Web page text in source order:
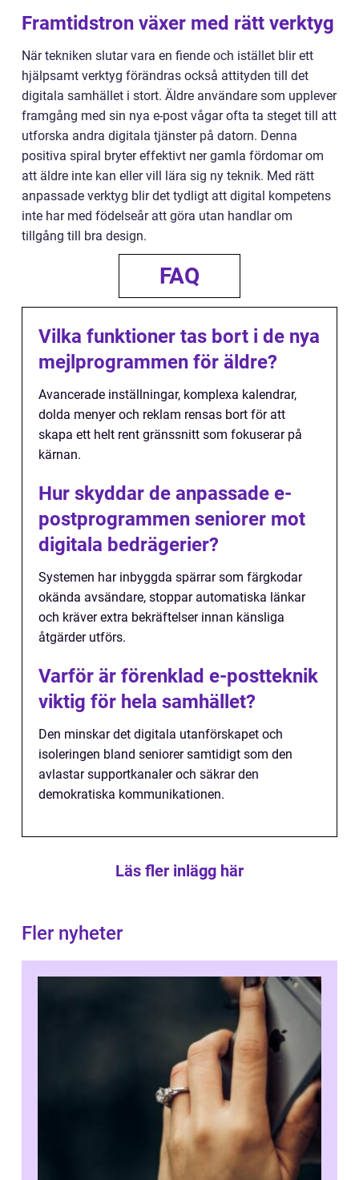
Framtidstron växer med rätt verktyg
När tekniken slutar vara en fiende och istället blir ett
hjälpsamt verktyg förändras också attityden till det
digitala samhället i stort. Äldre användare som upplever
framgång med sin nya e-post vågar ofta ta steget till att
utforska andra digitala tjänster på datorn. Denna
positiva spiral bryter effektivt ner gamla fördomar om
att äldre inte kan eller vill lära sig ny teknik. Med rätt
anpassade verktyg blir det tydligt att digital kompetens
inte har med födelseår att göra utan handlar om
tillgång till bra design.
FAQ
Vilka funktioner tas bort i de nya
mejlprogrammen för äldre?
Avancerade inställningar, komplexa kalendrar,
dolda menyer och reklam rensas bort för att
skapa ett helt rent gränssnitt som fokuserar på
kärnan.
Hur skyddar de anpassade e-
postprogrammen seniorer mot
digitala bedrägerier?
Systemen har inbyggda spärrar som färgkodar
okända avsändare, stoppar automatiska länkar
och kräver extra bekräftelser innan känsliga
åtgärder utförs.
Varför är förenklad e-postteknik
viktig för hela samhället?
Den minskar det digitala utanförskapet och
isoleringen bland seniorer samtidigt som den
avlastar supportkanaler och säkrar den
demokratiska kommunikationen.
Läs fler inlägg här
Fler nyheter